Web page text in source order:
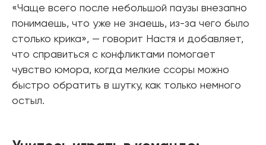
«Чаще всего после небольшой паузы внезапно
понимаешь, что уже не знаешь, из-за чего было
столько крика», — говорит Настя и добавляет,
что справиться с конфликтами помогает
чувство юмора, когда мелкие ссоры можно
быстро обратить в шутку, как только немного
остыл.